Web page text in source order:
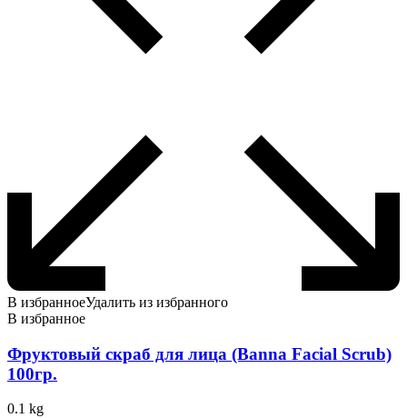
В избранноеУдалить из избранного
В избранное
Фруктовый скраб для лица (Banna Facial Scrub)
100гр.
0.1 kg